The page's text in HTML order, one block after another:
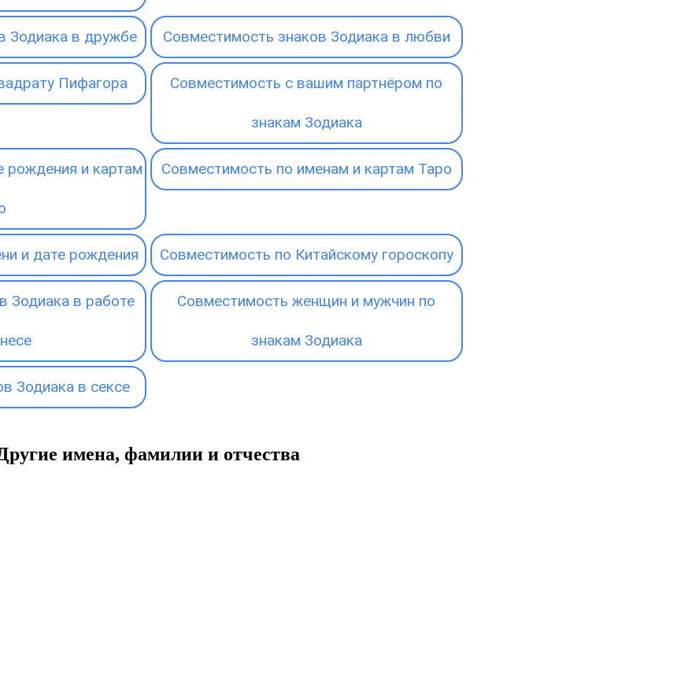
Зодиака в дружбе Совместимость знаков Зодиака в любви
Пифагора Совместимость с вашим партнёром по
знакам Зодиака
рождения и картам Совместимость по именам и картам Таро
и дате рождения Совместимость по Китайскому гороскопу
Зодиака в работе Совместимость женщин и мужчин по
знакам Зодиака
Зодиака в сексе
имена, фамилии и отчества